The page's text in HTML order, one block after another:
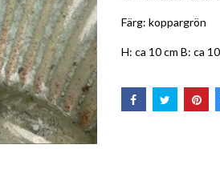
Färg: koppargrön
H: ca 10 cm B: ca